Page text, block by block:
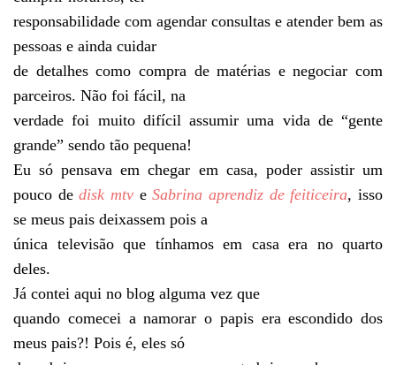
responsabilidade com agendar consultas e atender bem as
pessoas e ainda cuidar
de detalhes como compra de matérias e negociar com
parceiros. Não foi fácil, na
verdade foi muito difícil assumir uma vida de “gente
grande” sendo tão pequena!
Eu só pensava em chegar em casa, poder assistir um
pouco dedisk mtv eSabrina aprendiz de feiticeira, isso
se meus pais deixassem pois a
única televisão que tínhamos em casa era no quarto
deles.
Já contei aqui no blog alguma vez que
quando comecei a namorar o papis era escondido dos
meus pais?! Pois é, eles só